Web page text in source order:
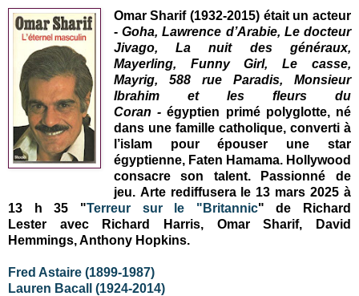
Omar Sharif (1932-2015) était un acteur
-Goha,Lawrence d’Arabie, Le docteur
Jivago, La nuit des généraux,
Mayerling, Funny Girl, Le casse,
Mayrig, 588 rue Paradis, Monsieur
Ibrahim et les fleurs du
Coran -égyptien primé polyglotte, né
dans une famille catholique, converti à
l’islam pour épouser une star
égyptienne, Faten Hamama. Hollywood
consacre son talent. Passionné de
jeu. Arte rediffusera le 13 mars 2025 à
13 h 35 "Terreur sur le "Britannic" de Richard
Lester avec Richard Harris, Omar Sharif, David
Hemmings, Anthony Hopkins.
Fred Astaire (1899-1987)
Lauren Bacall (1924-2014)